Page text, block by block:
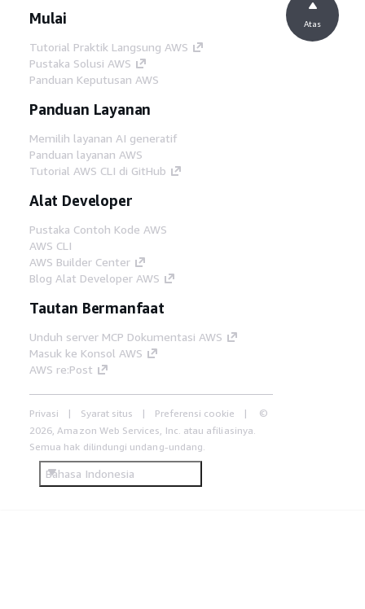
Mulai
Tutorial Praktik Langsung AWS
Pustaka Solusi AWS
Panduan Keputusan AWS
Panduan Layanan
Memilih layanan AI generatif
Panduan layanan AWS
Tutorial AWS CLI di GitHub
Alat Developer
Pustaka Contoh Kode AWS
AWS CLI
AWS Builder Center
Blog Alat Developer AWS
Tautan Bermanfaat
Unduh server MCP Dokumentasi AWS
Masuk ke Konsol AWS
AWS re:Post
Privasi Syarat situs Preferensi cookie
©
2026, Amazon Web Services, Inc. atau afiliasinya.
Semua hak dilindungi undang-undang.
Bahasa Indonesia
Atas